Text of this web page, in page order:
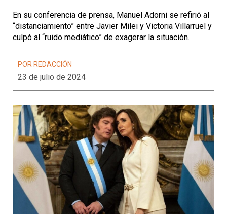
En su conferencia de prensa, Manuel Adorni se refirió al
“distanciamiento” entre Javier Milei y Victoria Villarruel y
culpó al “ruido mediático” de exagerar la situación.
POR REDACCIÓN
23 de julio de 2024